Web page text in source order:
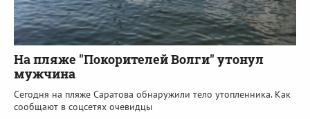
На пляже "Покорителей Волги" утонул
мужчина
Сегодня на пляже Саратова обнаружили тело утопленника. Как
сообщают в соцсетях очевидцы